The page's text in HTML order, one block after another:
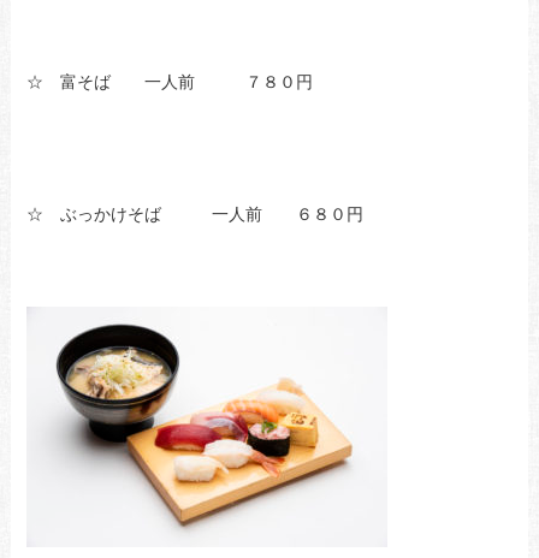
☆ 富そば 一人前 ７８０円
☆ ぶっかけそば 一人前 ６８０円